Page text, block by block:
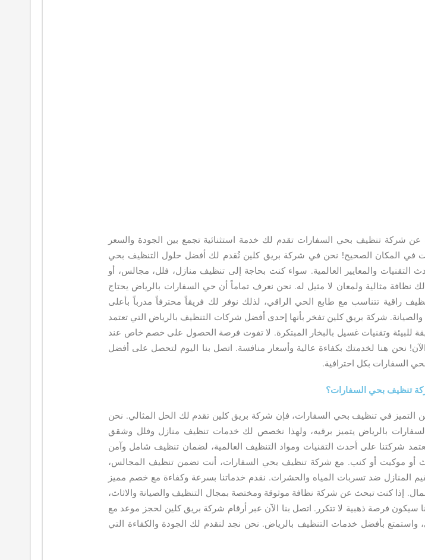
عن شركة تنظيف بحي السفارات تقدم لك خدمة استثنائية تجمع بين الجودة والسعر
في المكان الصحيح! نحن في شركة بريق كلين نُقدم لك أفضل حلول التنظيف بحي
التقنيات والمعايير العالمية. سواء كنت بحاجة إلى تنظيف منازل، فلل، مجالس، أو
مثالية ولمعان لا مثيل له. نحن نعرف تماماً أن حي السفارات بالرياض يحتاج
راقية تتناسب مع طابع الحي الراقي، لذلك نوفر لك فريقاً محترفاً مدرباً بأعلى
والصيانة. شركة بريق كلين تفخر بأنها إحدى أفضل شركات التنظيف بالرياض التي تعتمد
للبيئة وتقنيات غسيل بالبخار المبتكرة. لا تفوت فرصة الحصول على خصم خاص عند
نحن هنا لخدمتك بكفاءة عالية وأسعار منافسة. اتصل بنا اليوم لتحصل على أفضل
السفارات بكل احترافية.
تنظيف بحي السفارات؟
التميز في تنظيف بحي السفارات، فإن شركة بريق كلين تقدم لك الحل المثالي. نحن
بالرياض يتميز برقيه، ولهذا نخصص لك خدمات تنظيف منازل وفلل وشقق
شركتنا على أحدث التقنيات ومواد التنظيف العالمية، لضمان تنظيف شامل وآمن
أو موكيت أو كنب. مع شركة تنظيف بحي السفارات، أنت تضمن تنظيف المجالس،
المنازل ضد تسربات المياه والحشرات. نقدم خدماتنا بسرعة وكفاءة مع خصم مميز
إذا كنت تبحث عن شركة نظافة موثوقة ومختصة بمجال التنظيف والصيانة والاثاث،
سيكون فرصة ذهبية لا تتكرر. اتصل بنا الآن عبر أرقام شركة بريق كلين لحجز موعد مع
واستمتع بأفضل خدمات التنظيف بالرياض. نحن نجد لنقدم لك الجودة والكفاءة التي